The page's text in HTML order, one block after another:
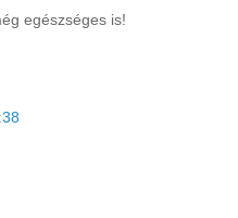
egészséges is!